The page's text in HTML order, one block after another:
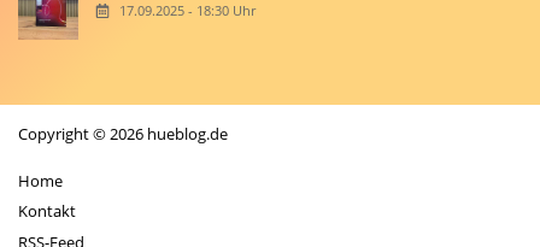
17.09.2025 - 18:30 Uhr
Copyright © 2026 hueblog.de
Home
Kontakt
RSS-Feed